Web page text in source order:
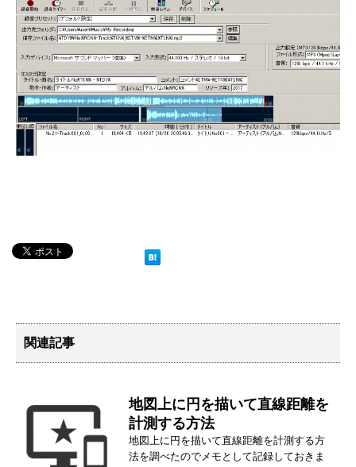
関連記事
地図上に円を描いて直線距離を
計測する方法
地図上に円を描いて直線距離を計測する方
法を調べたのでメモとして記録しておきま